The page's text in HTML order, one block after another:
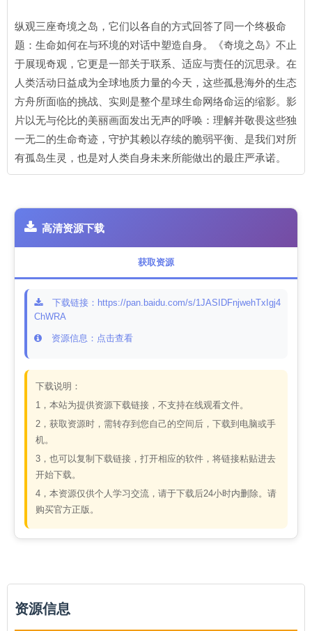
纵观三座奇境之岛，它们以各自的方式回答了同一个终极命
题：生命如何在与环境的对话中塑造自身。《奇境之岛》不止
于展现奇观，它更是一部关于联系、适应与责任的沉思录。在
人类活动日益成为全球地质力量的今天，这些孤悬海外的生态
方舟所面临的挑战、实则是整个星球生命网络命运的缩影。影
片以无与伦比的美丽画面发出无声的呼唤：理解并敬畏这些独
一无二的生命奇迹，守护其赖以存续的脆弱平衡、是我们对所
有孤岛生灵，也是对人类自身未来所能做出的最庄严承诺。
高清资源下载
获取资源
下载链接：https://pan.baidu.com/s/1JASIDFnjwehTxIgj4
ChWRA
资源信息：点击查看
下载说明：
1，本站为提供资源下载链接，不支持在线观看文件。
2，获取资源时，需转存到您自己的空间后，下载到电脑或手
机。
3，也可以复制下载链接，打开相应的软件，将链接粘贴进去
开始下载。
4，本资源仅供个人学习交流，请于下载后24小时内删除。请
购买官方正版。
资源信息